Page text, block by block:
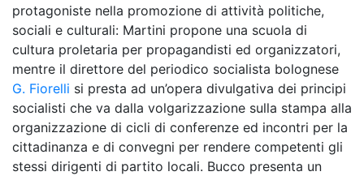
protagoniste nella promozione di attività politiche,
sociali e culturali: Martini propone una scuola di
cultura proletaria per propagandisti ed organizzatori,
mentre il direttore del periodico socialista bolognese
G. Fiorelli si presta ad un’opera divulgativa dei principi
socialisti che va dalla volgarizzazione sulla stampa alla
organizzazione di cicli di conferenze ed incontri per la
cittadinanza e di convegni per rendere competenti gli
stessi dirigenti di partito locali. Bucco presenta un